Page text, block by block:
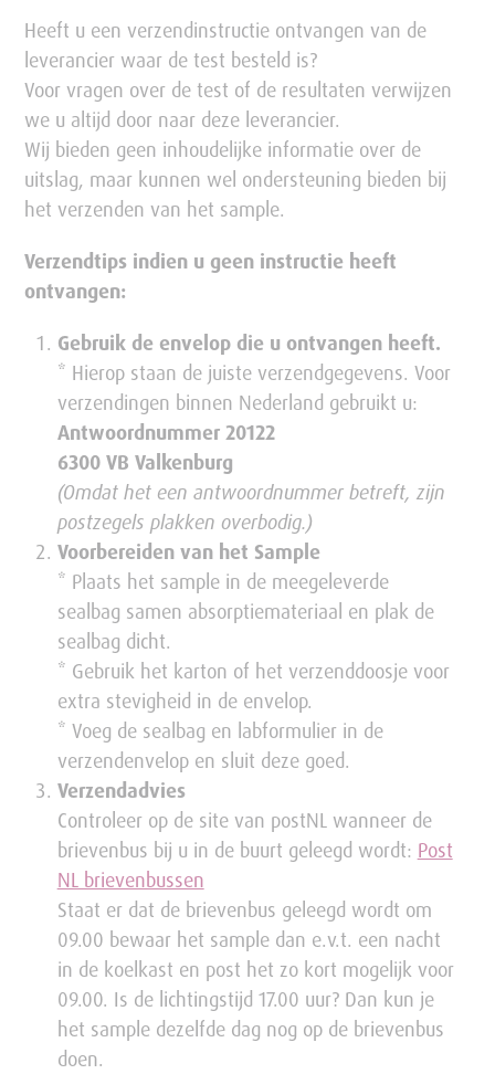
Heeft u een verzendinstructie ontvangen van de
leverancier waar de test besteld is?
Voor vragen over de test of de resultaten verwijzen
we u altijd door naar deze leverancier.
Wij bieden geen inhoudelijke informatie over de
uitslag, maar kunnen wel ondersteuning bieden bij
het verzenden van het sample.
Verzendtips indien u geen instructie heeft
ontvangen:
Gebruik de envelop die u ontvangen heeft.
* Hierop staan de juiste verzendgegevens. Voor
verzendingen binnen Nederland gebruikt u:
Antwoordnummer 20122
6300 VB Valkenburg
(Omdat het een antwoordnummer betreft, zijn
postzegels plakken overbodig.)
Voorbereiden van het Sample
* Plaats het sample in de meegeleverde
sealbag samen absorptiemateriaal en plak de
sealbag dicht.
* Gebruik het karton of het verzenddoosje voor
extra stevigheid in de envelop.
* Voeg de sealbag en labformulier in de
verzendenvelop en sluit deze goed.
Verzendadvies
Controleer op de site van postNL wanneer de
brievenbus bij u in de buurt geleegd wordt: Post
NL brievenbussen
Staat er dat de brievenbus geleegd wordt om
09.00 bewaar het sample dan e.v.t. een nacht
in de koelkast en post het zo kort mogelijk voor
09.00. Is de lichtingstijd 17.00 uur? Dan kun je
het sample dezelfde dag nog op de brievenbus
doen.